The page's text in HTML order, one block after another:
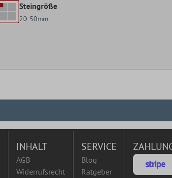
Steingröße
20-50mm
INHALT
AGB
Widerrufsrecht
SERVICE
Blog
Ratgeber